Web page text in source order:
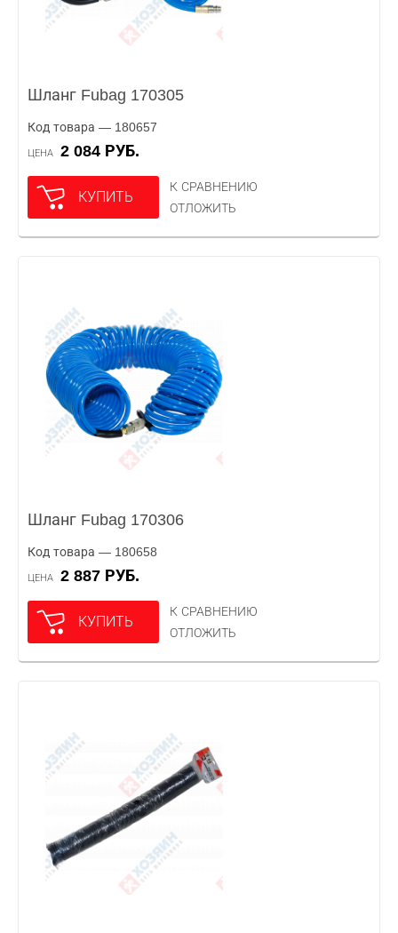
Шланг Fubag 170305
Код товара — 180657
ЦЕНА 2 084 РУБ.
КУПИТЬ
К СРАВНЕНИЮ
ОТЛОЖИТЬ
Шланг Fubag 170306
Код товара — 180658
ЦЕНА 2 887 РУБ.
КУПИТЬ
К СРАВНЕНИЮ
ОТЛОЖИТЬ